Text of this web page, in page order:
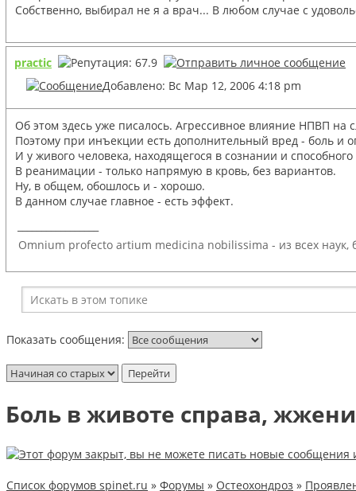
Собственно, выбирал не я а врач... В любом случае с
practic
Добавлено: Вс Мар 12, 2006 4:18 pm
Об этом здесь уже писалось. Агрессивное влияние НПВП на
Поэтому при инъекции есть дополнительный вред - боль и
И у живого человека, находящегося в сознании и
В реанимации - только напрямую в кровь, без вариантов.
Ну, в общем, обошлось и - хорошо.
В данном случае главное - есть эффект.
Omnium profecto artium medicina nobilissima - из всех наук,
Показать сообщения:
Боль в животе справа,
Список форумов spinet.ru » Форумы » Остеохондроз »